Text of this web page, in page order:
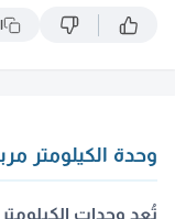
وحدة الكيلومتر
تُعد وحدات